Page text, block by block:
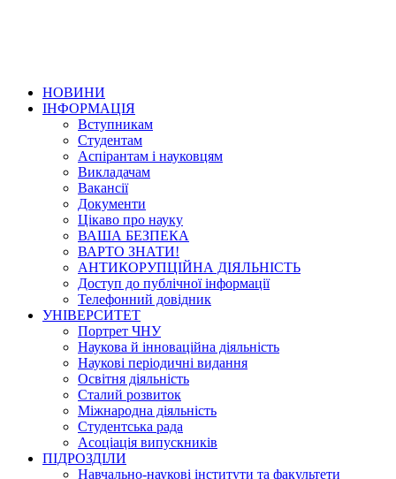
НОВИНИ
ІНФОРМАЦІЯ
Вступникам
Студентам
Аспірантам і науковцям
Викладачам
Вакансії
Документи
Цікаво про науку
ВАША БЕЗПЕКА
ВАРТО ЗНАТИ!
АНТИКОРУПЦІЙНА ДІЯЛЬНІСТЬ
Доступ до публічної інформації
Телефонний довідник
УНІВЕРСИТЕТ
Портрет ЧНУ
Наукова й інноваційна діяльність
Наукові періодичні видання
Освітня діяльність
Сталий розвиток
Міжнародна діяльність
Студентська рада
Асоціація випускників
ПІДРОЗДІЛИ
Навчально-наукові інститути та факультети